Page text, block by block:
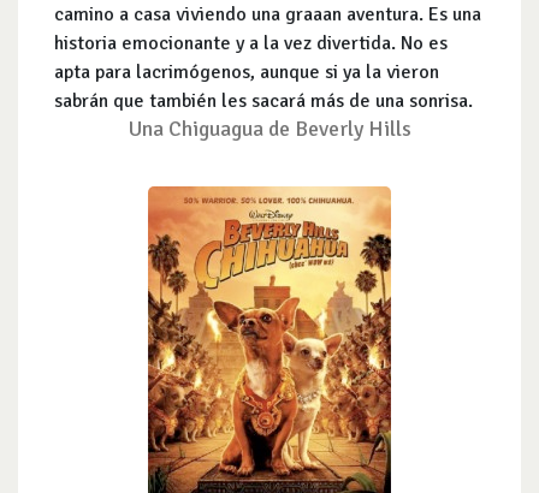
camino a casa viviendo una graaan aventura. Es una
historia emocionante y a la vez divertida. No es
apta para lacrimógenos, aunque si ya la vieron
sabrán que también les sacará más de una sonrisa.
Una Chiguagua de Beverly Hills